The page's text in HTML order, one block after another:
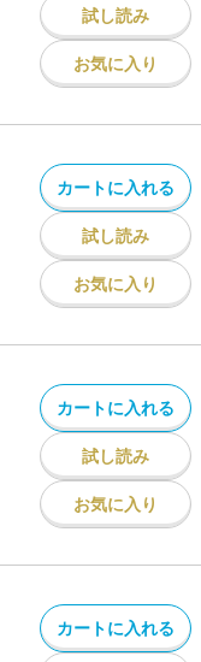
試し読み
お気に入り
カートに入れる
試し読み
お気に入り
カートに入れる
試し読み
お気に入り
カートに入れる